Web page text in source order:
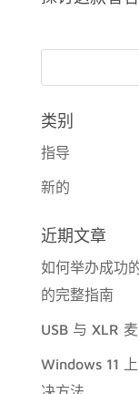
类别
指导
新的
近期文章
如何举办成功
的完整指南
USB 与 XLR
Windows 11